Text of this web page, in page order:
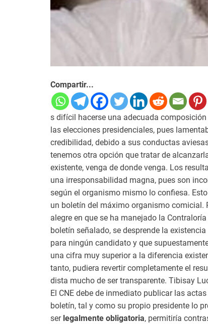
Compartir...
s difícil hacerse una adecuada
las elecciones presidenciales, pues
credibilidad, debido a sus conductas
tenemos otra opción que tratar de
existente, venga de donde venga. Los
una irresponsabilidad magna, pues son
según el organismo mismo lo confiesa.
un boletín del máximo organismo comicial.
alegre en que se ha manejado la
boletín señalado, se desprende la
para ningún candidato y que
una cifra muy superior a la diferencia
tanto, pudiera revertir completamente el
dista mucho de ser transparente. Tibisay
El CNE debe de inmediato publicar las
boletín, tal y como su propio presidente lo
ser legalmente obligatoria, permitiría